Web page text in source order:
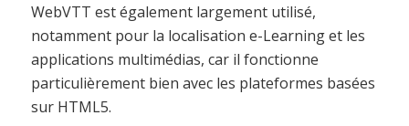
WebVTT est également largement utilisé,
notamment pour la localisation e-Learning et les
applications multimédias, car il fonctionne
particulièrement bien avec les plateformes basées
sur HTML5.